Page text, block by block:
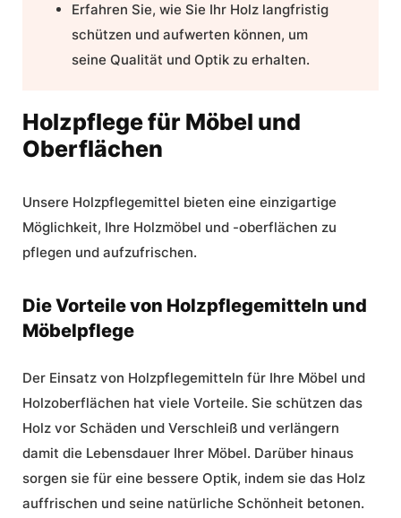
Erfahren Sie, wie Sie Ihr Holz langfristig
schützen und aufwerten können, um
seine Qualität und Optik zu erhalten.
Holzpflege für Möbel und
Oberflächen
Unsere Holzpflegemittel bieten eine einzigartige
Möglichkeit, Ihre Holzmöbel und -oberflächen zu
pflegen und aufzufrischen.
Die Vorteile von Holzpflegemitteln und
Möbelpflege
Der Einsatz von Holzpflegemitteln für Ihre Möbel und
Holzoberflächen hat viele Vorteile. Sie schützen das
Holz vor Schäden und Verschleiß und verlängern
damit die Lebensdauer Ihrer Möbel. Darüber hinaus
sorgen sie für eine bessere Optik, indem sie das Holz
auffrischen und seine natürliche Schönheit betonen.